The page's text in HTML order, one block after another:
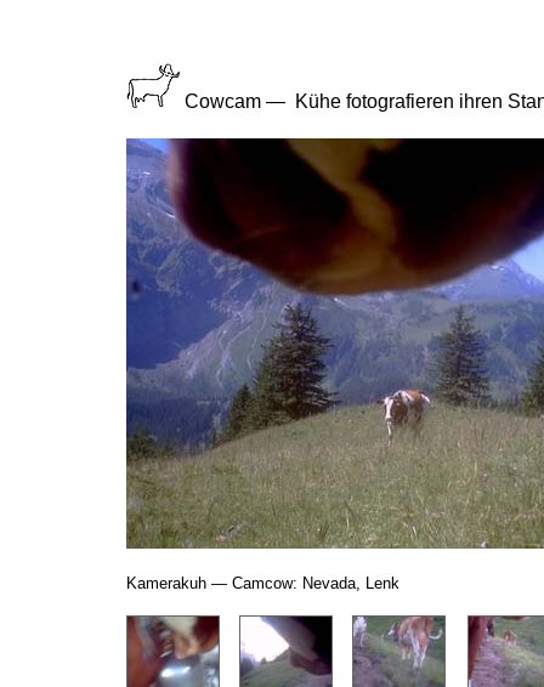
Cowcam — Kühe fotografieren ihren
Kamerakuh — Camcow: Nevada, Lenk